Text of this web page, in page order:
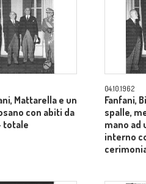
Mattarella e un
con abiti da
totale
04.10.1962
Fanfani,
spalle,
mano ad
interno